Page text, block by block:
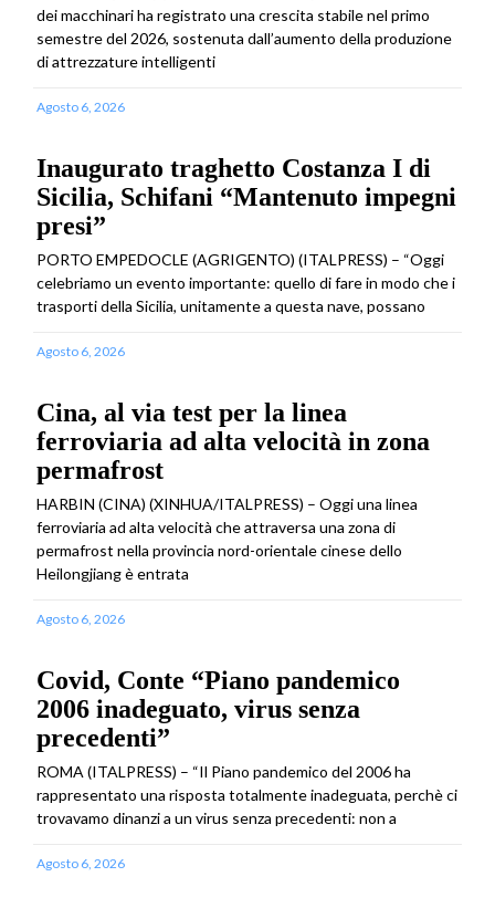
dei macchinari ha registrato una crescita stabile nel primo
semestre del 2026, sostenuta dall’aumento della produzione
di attrezzature intelligenti
Agosto 6, 2026
Inaugurato traghetto Costanza I di
Sicilia, Schifani “Mantenuto impegni
presi”
PORTO EMPEDOCLE (AGRIGENTO) (ITALPRESS) – “Oggi
celebriamo un evento importante: quello di fare in modo che i
trasporti della Sicilia, unitamente a questa nave, possano
Agosto 6, 2026
Cina, al via test per la linea
ferroviaria ad alta velocità in zona
permafrost
HARBIN (CINA) (XINHUA/ITALPRESS) – Oggi una linea
ferroviaria ad alta velocità che attraversa una zona di
permafrost nella provincia nord-orientale cinese dello
Heilongjiang è entrata
Agosto 6, 2026
Covid, Conte “Piano pandemico
2006 inadeguato, virus senza
precedenti”
ROMA (ITALPRESS) – “Il Piano pandemico del 2006 ha
rappresentato una risposta totalmente inadeguata, perchè ci
trovavamo dinanzi a un virus senza precedenti: non a
Agosto 6, 2026